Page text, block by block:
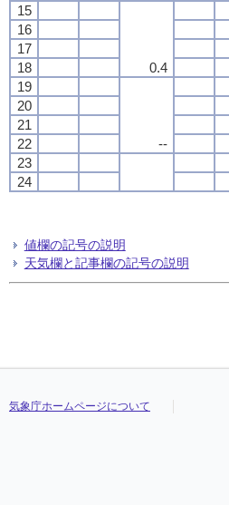
15
0.4
16
17
18
19
--
20
21
22
23
24
値欄の記号の説明
天気欄と記事欄の記号の説明
気象庁ホームページについて